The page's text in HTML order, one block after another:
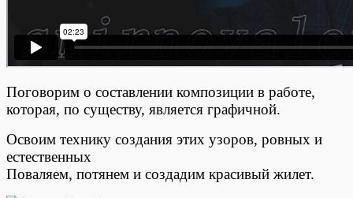
Поговорим о составлении композиции в работе,
которая, по существу, является графичной.
Освоим технику создания этих узоров, ровных и
естественных
Поваляем, потянем и создадим красивый жилет.